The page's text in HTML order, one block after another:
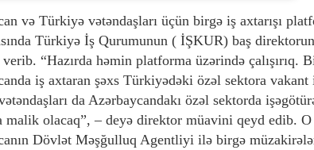
və Türkiyə vətəndaşları üçün birgə iş axtarışı
Türkiyə İş Qurumunun ( İŞKUR) baş
“Hazırda həmin platforma üzərində çalışırıq.
iş axtaran şəxs Türkiyədəki özəl sektora
da Azərbaycandakı özəl sektorda
malik olacaq”, – deyə direktor müavini qeyd edib.
Dövlət Məşğulluq Agentliyi ilə birgə